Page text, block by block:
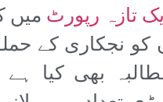
تازہ رپورٹمیں
قرضوں کو نجکاری کے
بھی کیا ہے